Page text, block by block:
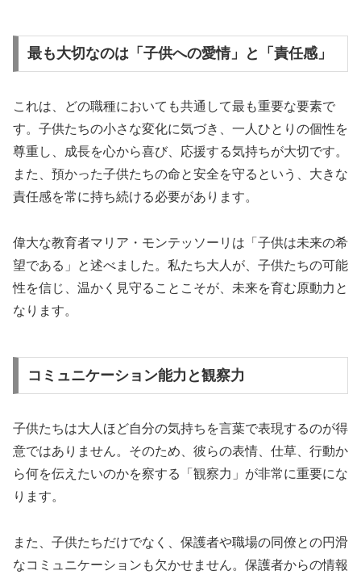
最も大切なのは「子供への愛情」と「責任感」
これは、どの職種においても共通して最も重要な要素で
す。子供たちの小さな変化に気づき、一人ひとりの個性を
尊重し、成長を心から喜び、応援する気持ちが大切です。
また、預かった子供たちの命と安全を守るという、大きな
責任感を常に持ち続ける必要があります。
偉大な教育者マリア・モンテッソーリは「子供は未来の希
望である」と述べました。私たち大人が、子供たちの可能
性を信じ、温かく見守ることこそが、未来を育む原動力と
なります。
コミュニケーション能力と観察力
子供たちは大人ほど自分の気持ちを言葉で表現するのが得
意ではありません。そのため、彼らの表情、仕草、行動か
ら何を伝えたいのかを察する「観察力」が非常に重要にな
ります。
また、子供たちだけでなく、保護者や職場の同僚との円滑
なコミュニケーションも欠かせません。保護者からの情報